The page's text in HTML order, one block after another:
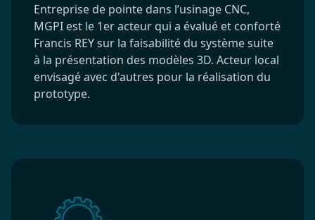
Entreprise de pointe dans l’usinage CNC,
MGPI est le 1er acteur qui a évalué et conforté
Francis REY sur la faisabilité du système suite
à la présentation des modèles 3D. Acteur local
envisagé avec d'autres pour la réalisation du
prototype.